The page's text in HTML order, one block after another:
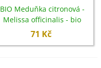
BIO Meduňka citronová -
Melissa officinalis - bio
semena - 30 ks
71 Kč